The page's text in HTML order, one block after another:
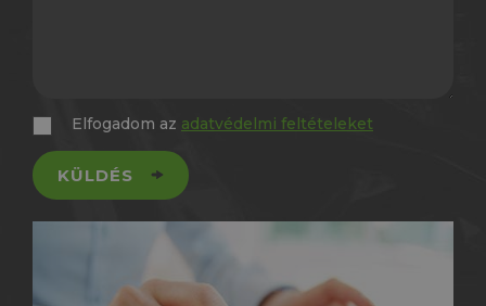
Elfogadom az adatvédelmi feltételeket
KÜLDÉS